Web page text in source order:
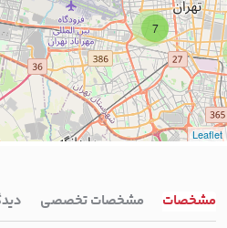
7
Leaflet
مشخصات مشخصات تخصصی